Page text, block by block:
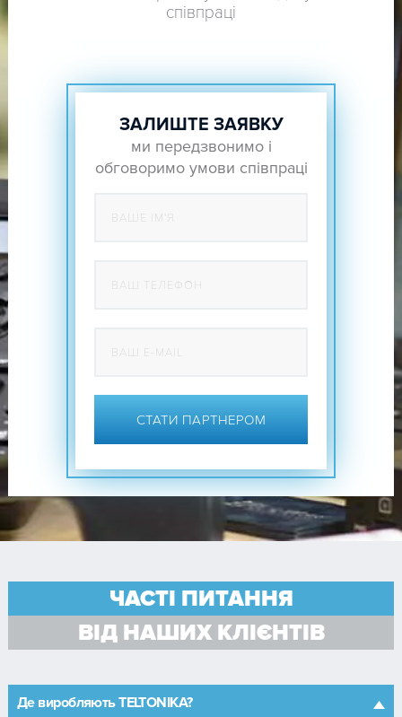
співпраці
ЗАЛИШТЕ ЗАЯВКУ
ми передзвонимо і
обговоримо умови співпраці
СТАТИ ПАРТНЕРОМ
ЧАСТІ ПИТАННЯ
ВІД НАШИХ КЛІЄНТІВ
Де виробляють TELTONIKA?